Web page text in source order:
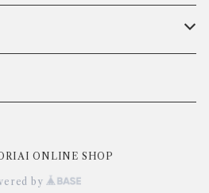
ONLINE SHOP
by